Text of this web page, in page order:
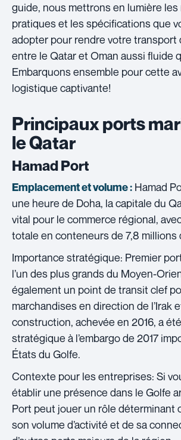
guide, nous mettrons en lumière
pratiques et les spécifications que
adopter pour rendre votre transport
entre le Qatar et Oman aussi fluide
Embarquons ensemble pour cette
logistique captivante!
Principaux ports
le Qatar
Hamad Port
Emplacement et volume : Hamad
une heure de Doha, la capitale du
vital pour le commerce régional,
totale en conteneurs de 7,8 millions
Importance stratégique: Premier
l’un des plus grands du Moyen-
également un point de transit clef
marchandises en direction de l’Irak
construction, achevée en 2016, a
stratégique à l’embargo de 2017
États du Golfe.
Contexte pour les entreprises: Si
établir une présence dans le Golfe
Port peut jouer un rôle déterminant
son volume d’activité et de sa